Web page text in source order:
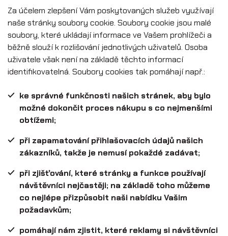
Za účelem zlepšení Vám poskytovaných služeb využívají
naše stránky soubory cookie. Soubory cookie jsou malé
soubory, které ukládají informace ve Vašem prohlížeči a
běžně slouží k rozlišování jednotlivých uživatelů. Osoba
uživatele však není na základě těchto informací
identifikovatelná. Soubory cookies tak pomáhají např.:
ke správné funkčnosti našich stránek, aby bylo
možné dokončit proces nákupu s co nejmenšími
obtížemi;
při zapamatování přihlašovacích údajů našich
zákazníků, takže je nemusí pokaždé zadávat;
při zjišťování, které stránky a funkce používají
návštěvníci nejčastěji; na základě toho můžeme
co nejlépe přizpůsobit naši nabídku Vašim
požadavkům;
pomáhají nám zjistit, které reklamy si návštěvníci